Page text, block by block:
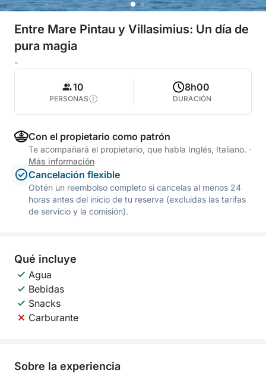
Entre Mare Pintau y Villasimius: Un día de
pura magia
-
10
PERSONAS
8h00
DURACIÓN
Con el propietario como patrón
Te acompañará el propietario, que habla Inglés, Italiano. ·
Más información
Cancelación flexible
Obtén un reembolso completo si cancelas al menos 24
horas antes del inicio de tu reserva (excluidas las tarifas
de servicio y la comisión).
Qué incluye
Agua
Bebidas
Snacks
Carburante
Sobre la experiencia